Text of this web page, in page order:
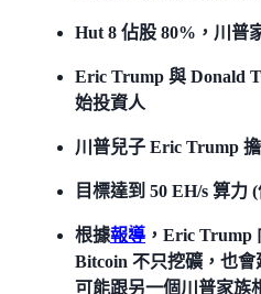
Hut 8 佔股 80%，川普
Eric Trump 與 Donald
始投資人
川普兒子 Eric Trump
目標達到 50 EH/s 算力
根據報導，Eric Trump
Bitcoin 不只挖礦，也
可能跟另一個川普家族